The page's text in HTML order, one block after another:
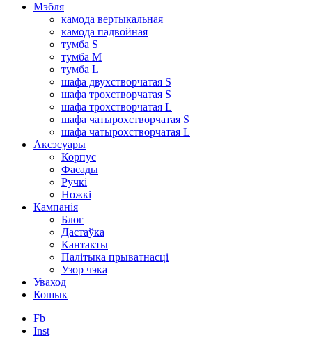
Мэбля
камода вертыкальная
камода падвойная
тумба S
тумба M
тумба L
шафа двухстворчатая S
шафа трохстворчатая S
шафа трохстворчатая L
шафа чатырохстворчатая S
шафа чатырохстворчатая L
Аксэсуары
Корпус
Фасады
Ручкі
Ножкі
Кампанія
Блог
Дастаўка
Кантакты
Палітыка прыватнасці
Узор чэка
Уваход
Кошык
Fb
Inst